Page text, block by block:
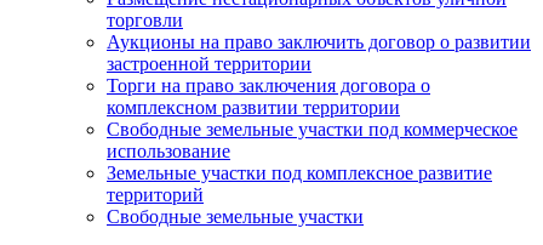
торговли
Аукционы на право заключить договор о развитии
застроенной территории
Торги на право заключения договора о
комплексном развитии территории
Свободные земельные участки под коммерческое
использование
Земельные участки под комплексное развитие
территорий
Свободные земельные участки